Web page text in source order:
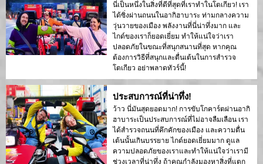
นี่เป็นหนึ่งในสิ่งที่ดีที่สุดที่เราทำในโตเกียว! เรา
ได้ซิ่งผ่านถนนในอากิฮาบาระ ท่ามกลางความ
วุ่นวายของเมือง พลังงานที่นี่น่าทึ่งมาก และ
ไกด์ของเราก็ยอดเยี่ยม ทำให้แน่ใจว่าเรา
ปลอดภัยในขณะที่สนุกสนานที่สุด หากคุณ
ต้องการวิธีที่สนุกและตื่นเต้นในการสำรวจ
โตเกียว อย่าพลาดทัวร์นี้!
ประสบการณ์ที่น่าทึ่ง!
ว้าว นี่มันสุดยอดมาก! การขับโกคาร์ตผ่านอากิ
ฮาบาระเป็นประสบการณ์ที่ไม่อาจลืมเลือน เรา
ได้สำรวจถนนที่คึกคักของเมือง และความตื่น
เต้นนั้นเกินบรรยาย ไกด์ยอดเยี่ยมมาก ดูแล
ความปลอดภัยของเราและทำให้แน่ใจว่าเรามี
ช่วงเวลาที่น่าทึ่ง ถ้าคุณกำลังมองหาสิ่งที่แตก